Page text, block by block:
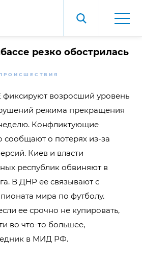
резко обострилась
возросший уровень
режима прекращения
Конфликтующие
о потерях из-за
Киев и власти
республик обвиняют в
В ДНР ее связывают с
мира по футболу.
ее срочно не купировать,
во что-то большее,
в МИД РФ.